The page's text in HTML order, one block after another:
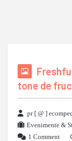
tone de
pr [ @ ]
Evenimente &
1 Comment